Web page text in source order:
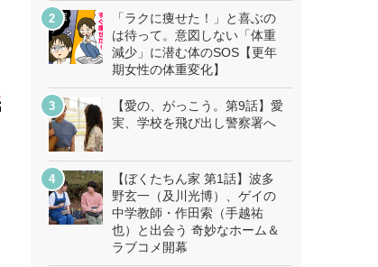
「ラクに痩せた！」と喜ぶの
は待って。意図しない「体重
減少」に潜む体のSOS【更年
期女性の体重変化】
【愛の、がっこう。第9話】愛
実、学校を飛び出し警察署へ
【ぼくたちん家 第1話】波多
野玄一（及川光博）、ゲイの
中学教師・作田索（手越祐
也）と出会う 奇妙なホーム＆
ラブコメ開幕